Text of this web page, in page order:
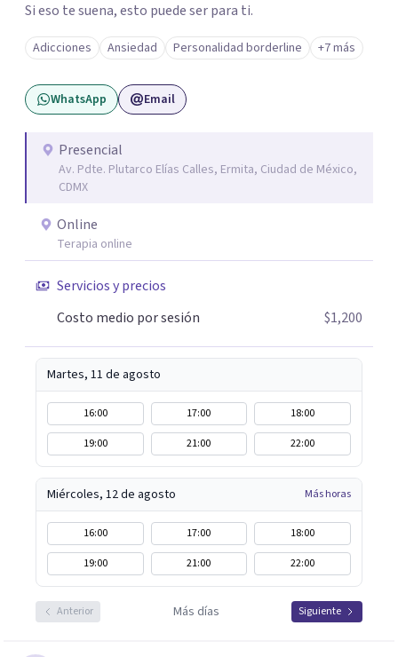
Si eso te suena, esto puede ser para ti.
Adicciones Ansiedad Personalidad borderline +7 más
WhatsApp Email
Presencial
Av. Pdte. Plutarco Elías Calles, Ermita, Ciudad de México,
CDMX
Online
Terapia online
Servicios y precios
Costo medio por sesión
$1,200
Martes, 11 de agosto
16:00 17:00
18:00
19:00
21:00 22:00
Miércoles, 12 de agosto Más horas
16:00 17:00
18:00
19:00
21:00 22:00
Anterior Más días Siguiente